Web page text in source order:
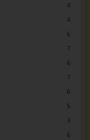
4
4
6
7
6
7
6
5
3
6